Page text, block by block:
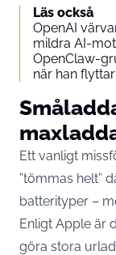
Läs också
OpenAI
mildra AI-
OpenClaw-
när han
Ett vanligt
”tömmas helt”
batterityper –
Enligt Apple är
göra stora